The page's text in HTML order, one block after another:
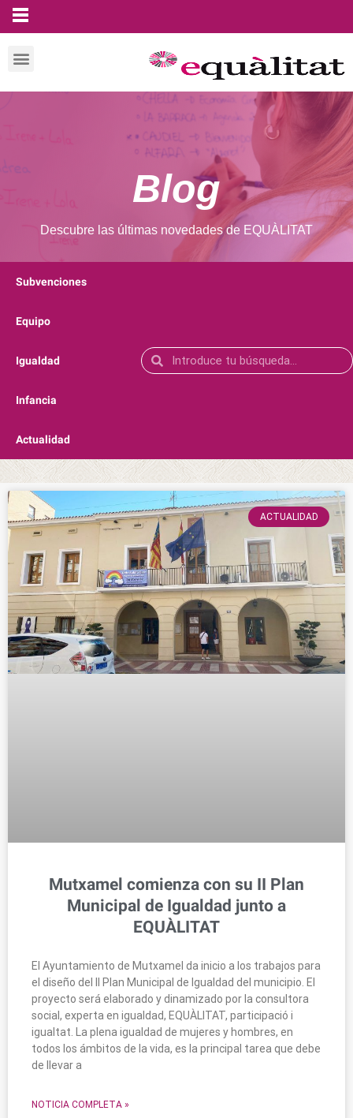
Blog
Descubre las últimas novedades de EQUÀLITAT
Subvenciones
Equipo
Igualdad
Infancia
Actualidad
ACTUALIDAD
Mutxamel comienza con su II Plan
Municipal de Igualdad junto a
EQUÀLITAT
El Ayuntamiento de Mutxamel da inicio a los trabajos para
el diseño del II Plan Municipal de Igualdad del municipio. El
proyecto será elaborado y dinamizado por la consultora
social, experta en igualdad, EQUÀLITAT, participació i
igualtat. La plena igualdad de mujeres y hombres, en
todos los ámbitos de la vida, es la principal tarea que debe
de llevar a
NOTICIA COMPLETA »